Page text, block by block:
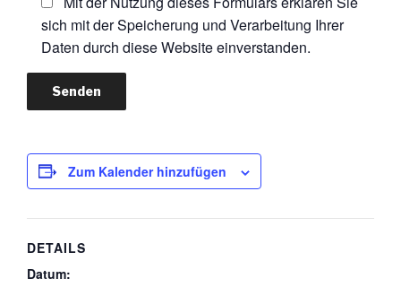
sich mit der Speicherung und Verarbeitung Ihrer
Daten durch diese Website einverstanden.
Zum Kalender hinzufügen
DETAILS
Datum: